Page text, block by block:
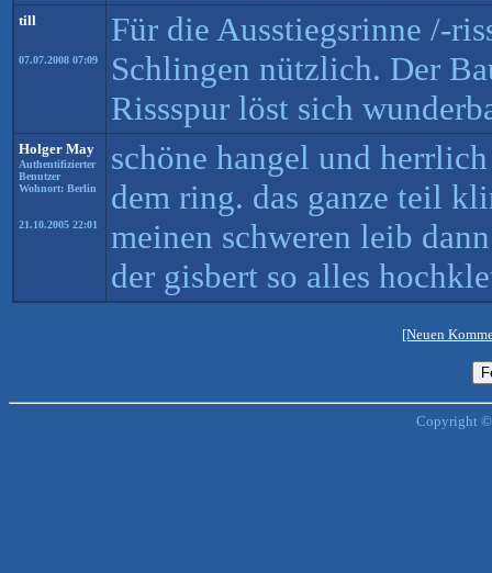
till
07.07.2008 07:09
Für die Ausstiegsrinne /-
Schlingen nützlich. Der
Rissspur löst sich
Holger May
Authentifizierter
Benutzer
Wohnort: Berlin
21.10.2005 22:01
schöne hangel und
dem ring. das ganze teil
meinen schweren leib
der gisbert so alles
[Neuen
Copyright ©